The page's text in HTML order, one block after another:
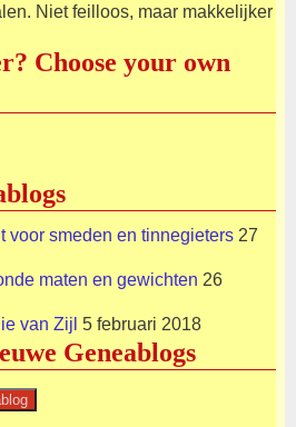
Niet feilloos, maar makkelijker
Choose your own
voor smeden en tinnegieters 27
maten en gewichten 26
van Zijl 5 februari 2018
Geneablogs